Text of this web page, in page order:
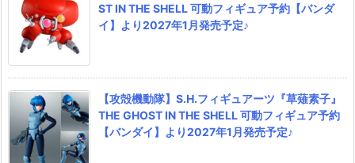
ST IN THE SHELL 可動フィギュア予約【バンダ
イ】より2027年1月発売予定♪
【攻殻機動隊】S.H.フィギュアーツ『草薙素子』
THE GHOST IN THE SHELL 可動フィギュア予約
【バンダイ】より2027年1月発売予定♪